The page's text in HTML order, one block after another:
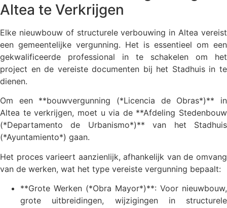
Altea te Verkrijgen
Elke nieuwbouw of structurele verbouwing in Altea vereist
een gemeentelijke vergunning. Het is essentieel om een
gekwalificeerde professional in te schakelen om het
project en de vereiste documenten bij het Stadhuis in te
dienen.
Om een **bouwvergunning (*Licencia de Obras*)** in
Altea te verkrijgen, moet u via de **Afdeling Stedenbouw
(*Departamento de Urbanismo*)** van het Stadhuis
(*Ayuntamiento*) gaan.
Het proces varieert aanzienlijk, afhankelijk van de omvang
van de werken, wat het type vereiste vergunning bepaalt:
**Grote Werken (*Obra Mayor*)**: Voor nieuwbouw,
grote uitbreidingen, wijzigingen in structurele